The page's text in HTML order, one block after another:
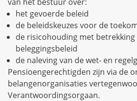
het gevoerde beleid
de beleidskeuzes voor de
de risicohouding met
beleggingsbeleid
de naleving van de wet- en
Pensioengerechtigden zijn via de
belangenorganisaties
Verantwoordingsorgaan.